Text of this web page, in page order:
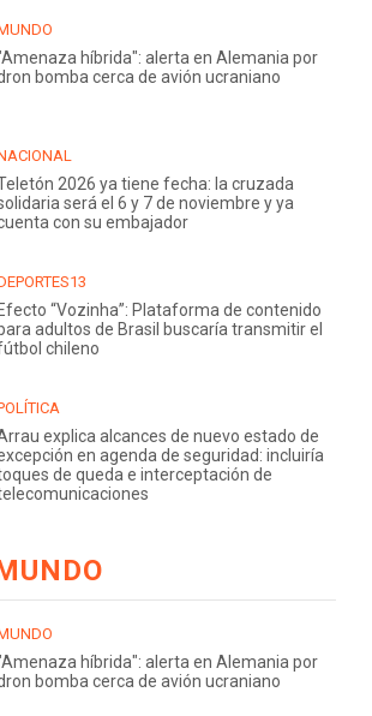
híbrida": alerta en Alemania por
bomba cerca de avión ucraniano
2026 ya tiene fecha: la cruzada
será el 6 y 7 de noviembre y ya
con su embajador
Efecto “Vozinha”: Plataforma de contenido
adultos de Brasil buscaría transmitir el
chileno
explica alcances de nuevo estado de
en agenda de seguridad: incluiría
de queda e interceptación de
híbrida": alerta en Alemania por
bomba cerca de avión ucraniano